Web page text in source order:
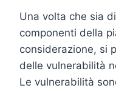
Una volta che sia
componenti della
considerazione, si
delle vulnerabilità
Le vulnerabilità